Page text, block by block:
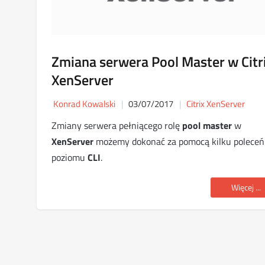
Zmiana serwera Pool Master w
XenServer
Konrad Kowalski 03/07/2017 Citrix XenServer
Zmiany serwera pełniącego rolę pool masterw
XenServer możemy dokonać za pomocą kilku
poziomu CLI.
Więcej ...